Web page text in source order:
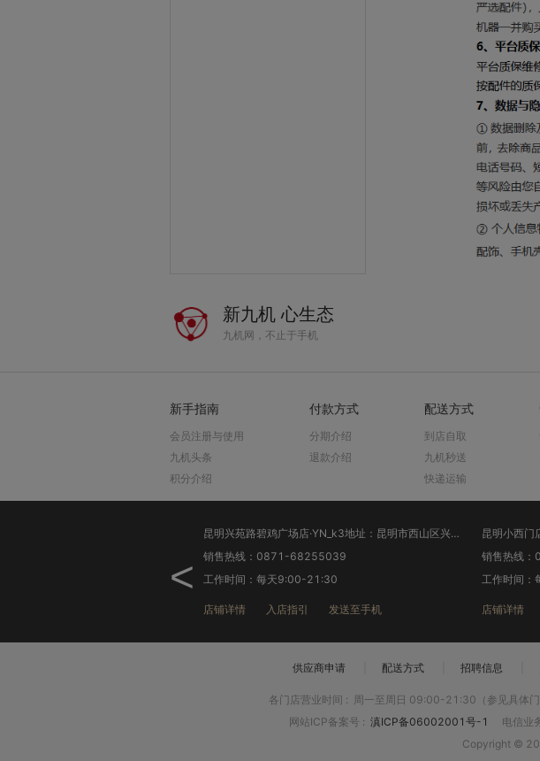
新九机 心生态
九机网，不止于手机
新手指南
会员注册与使用
九机头条
积分介绍
付款方式
分期介绍
退款介绍
配送方式
到店自取
九机秒送
快递运输
<
昆明兴苑路碧鸡广场店·YN_k3地址：昆明市西山区兴苑路150号(西山区政府碧鸡广场对面)
销售热线：0871-68255039
工作时间：每天9:00-21:30
店铺详情 入店指引 发送至手机
销售热线
工作时间
店铺详情
供应商申请 配送方式 招聘信息
各门店营业时间 : 周一至周日 09:00-21:30（参见具体门
网站ICP备案号 : 滇ICP备06002001号-1 电信业
Copyright ©